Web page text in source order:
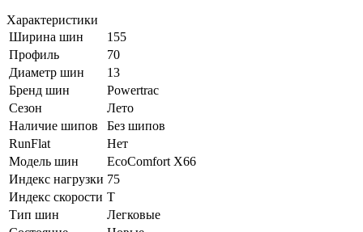
Характеристики
Ширина шин
155
Профиль
70
Диаметр шин
13
Бренд шин
Powertrac
Сезон
Лето
Наличие шипов
Без шипов
RunFlat
Нет
Модель шин
EcoComfort X66
Индекс нагрузки 75
Индекс скорости T
Тип шин
Легковые